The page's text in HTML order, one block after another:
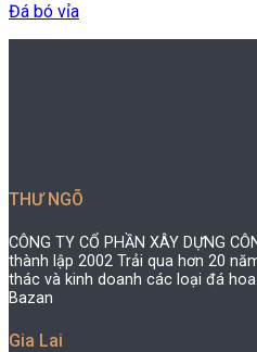
Đá bó vỉa
THƯ NGÕ
CÔNG TY CỔ PHẦN XÂY DỰNG
thành lập 2002 Trải qua hơn 20
thác và kinh doanh các loại đá
Bazan
Gia Lai